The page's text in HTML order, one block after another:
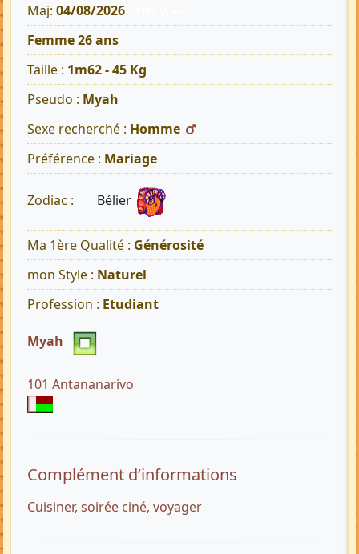
Maj: 04/08/2026
Femme 26 ans
Taille : 1m62 - 45 Kg
Pseudo : Myah
Sexe recherché : Homme
Préférence : Mariage
Zodiac : Bélier
Ma 1ère Qualité : Générosité
mon Style : Naturel
Profession : Etudiant
Myah
101 Antananarivo
Complément d’informations
Cuisiner, soirée ciné, voyager